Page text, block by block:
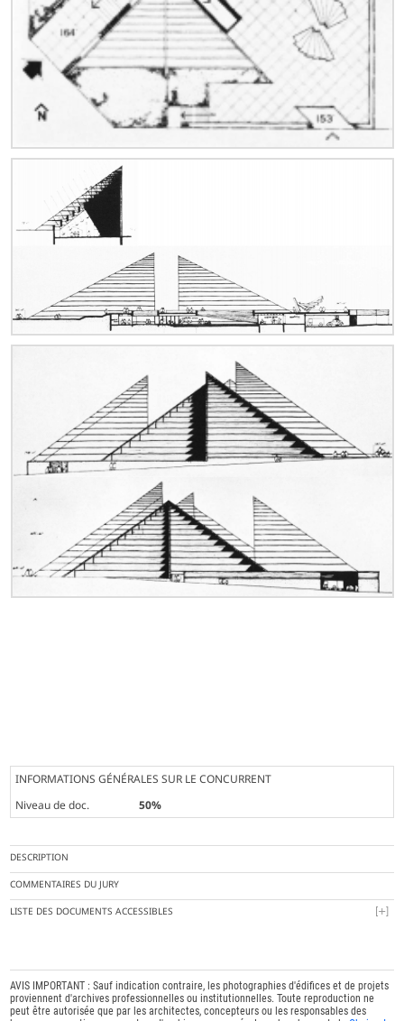
INFORMATIONS GÉNÉRALES SUR LE CONCURRENT
Niveau de doc.
50%
DESCRIPTION
COMMENTAIRES DU JURY
LISTE DES DOCUMENTS ACCESSIBLES
AVIS IMPORTANT : Sauf indication contraire, les photographies d'édifices et de projets
proviennent d'archives professionnelles ou institutionnelles. Toute reproduction ne
peut être autorisée que par les architectes, concepteurs ou les responsables des